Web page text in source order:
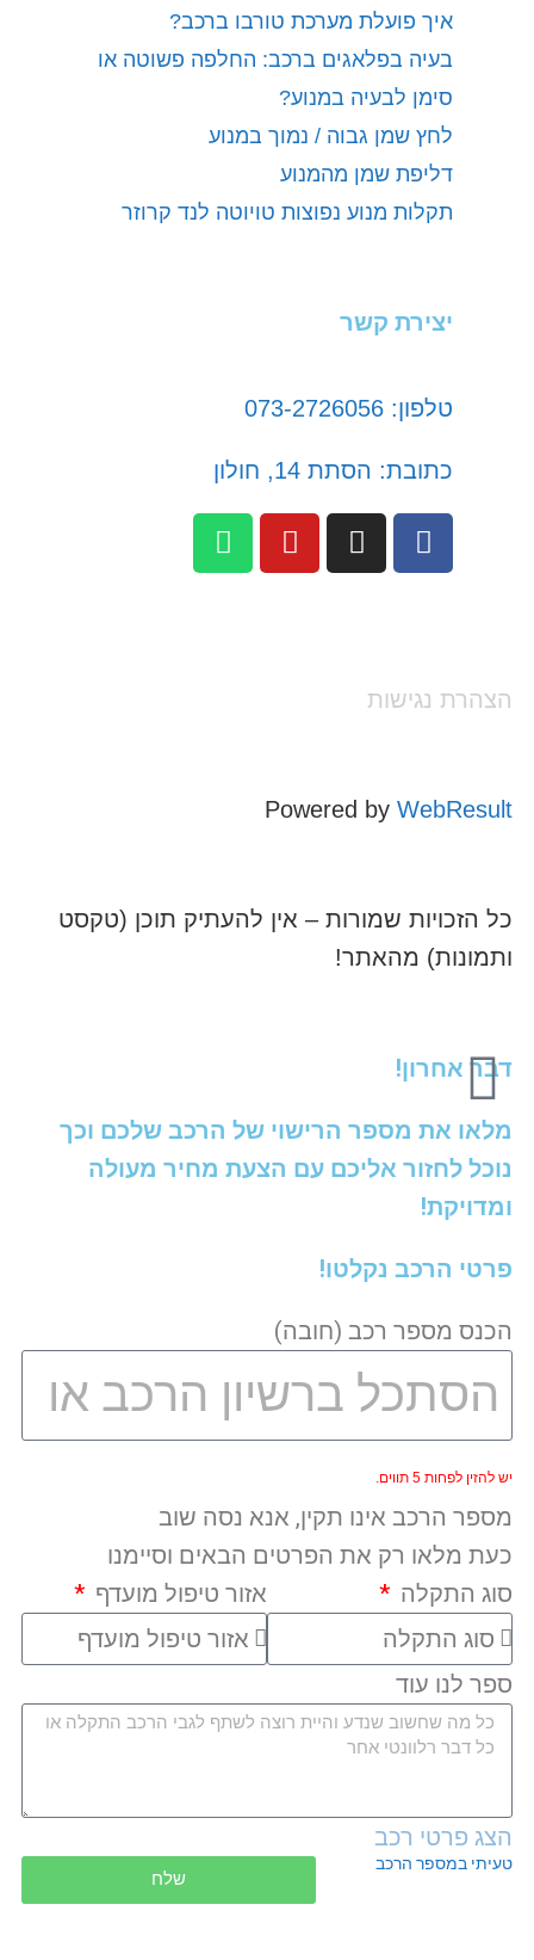
איך פועלת מערכת טורבו ברכב?
בעיה בפלאגים ברכב: החלפה פשוטה או
סימן לבעיה במנוע?
לחץ שמן גבוה / נמוך במנוע
דליפת שמן מהמנוע
תקלות מנוע נפוצות טויוטה לנד קרוזר
יצירת קשר
טלפון: 073-2726056
כתובת: הסתת 14, חולון
הצהרת נגישות
Powered byWebResult
כל הזכויות שמורות – אין להעתיק תוכן (טקסט
ותמונות) מהאתר!
דבר אחרון!
מלאו את מספר הרישוי של הרכב שלכם וכך
נוכל לחזור אליכם עם הצעת מחיר מעולה
ומדויקת!
פרטי הרכב נקלטו!
הכנס מספר רכב (חובה)
יש להזין לפחות 5 תווים.
מספר הרכב אינו תקין, אנא נסה שוב
כעת מלאו רק את הפרטים הבאים וסיימנו
סוג התקלה
אזור טיפול מועדף
ספר לנו עוד
הצג פרטי רכב
טעיתי במספר הרכב
שלח